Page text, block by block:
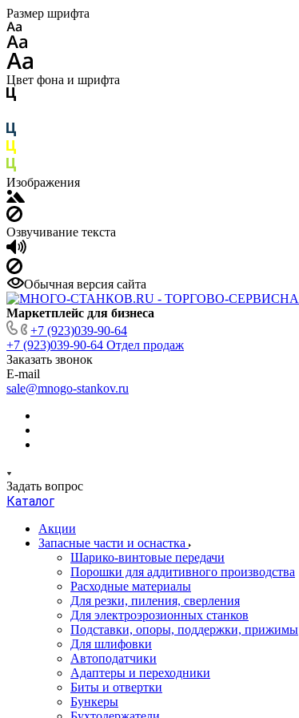
Размер шрифта
Цвет фона и шрифта
Изображения
Озвучивание текста
Обычная версия сайта
Маркетплейс для бизнеса
+7 (923)039-90-64
+7 (923)039-90-64 Отдел продаж
Заказать звонок
E-mail
sale@mnogo-stankov.ru
Задать вопрос
Каталог
Акции
Запасные части и оснастка
Шарико-винтовые передачи
Порошки для аддитивного производства
Расходные материалы
Для резки, пиления, сверления
Для электроэрозионных станков
Подставки, опоры, поддержки, прижимы
Для шлифовки
Автоподатчики
Адаптеры и переходники
Биты и отвертки
Бункеры